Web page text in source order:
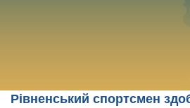
Рівненський спортсмен